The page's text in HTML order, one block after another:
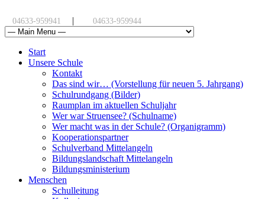
04633-959941 | 04633-959944
Start
Unsere Schule
Kontakt
Das sind wir… (Vorstellung für neuen 5. Jahrgang)
Schulrundgang (Bilder)
Raumplan im aktuellen Schuljahr
Wer war Struensee? (Schulname)
Wer macht was in der Schule? (Organigramm)
Kooperationspartner
Schulverband Mittelangeln
Bildungslandschaft Mittelangeln
Bildungsministerium
Menschen
Schulleitung